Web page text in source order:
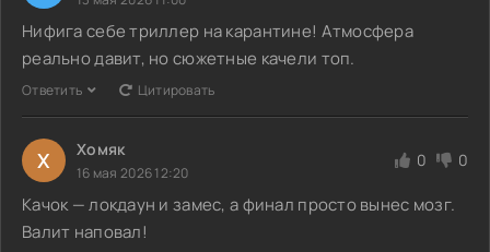
Нифига себе триллер на карантине! Атмосфера
реально давит, но сюжетные качели топ.
Ответить Цитировать
Х Хомяк
16 мая 2026 12:20
0 0
Качок — локдаун и замес, а финал просто вынес мозг.
Валит наповал!